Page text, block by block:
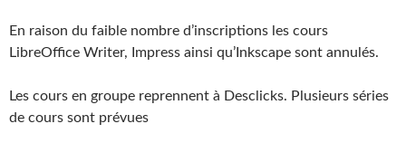
En raison du faible nombre d’inscriptions les cours
LibreOffice Writer, Impress ainsi qu’Inkscape sont annulés.
Les cours en groupe reprennent à Desclicks. Plusieurs séries
de cours sont prévues